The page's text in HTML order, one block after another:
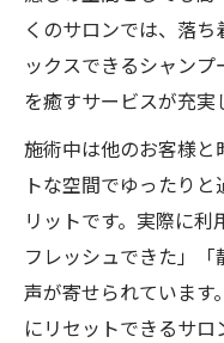
くのサロンでは、落
ックスできるシャン
を癒すサービスが充実
施術中は他のお客様と
トな空間でゆったり
リットです。実際に
フレッシュできた」
声が寄せられています
にリセットできるサ